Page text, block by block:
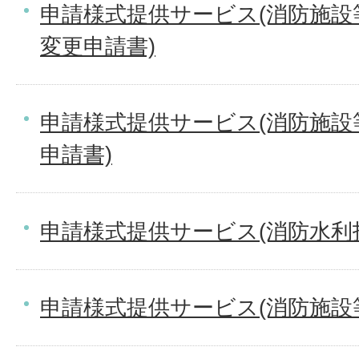
申請様式提供サービス(消防施
変更申請書)
申請様式提供サービス(消防施
申請書)
申請様式提供サービス(消防水
申請様式提供サービス(消防施